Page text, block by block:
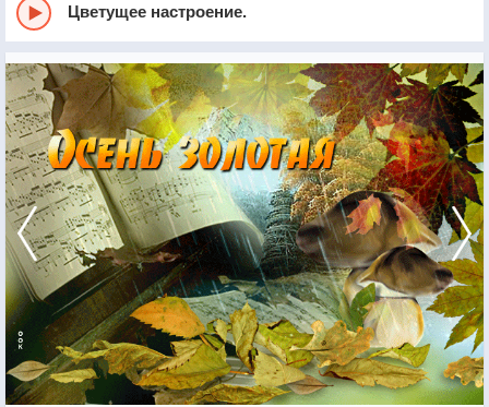
Цветущее настроение.